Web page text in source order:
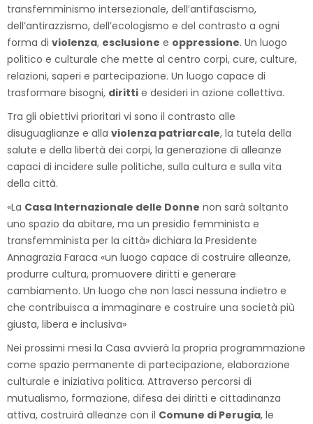
transfemminismo intersezionale, dell’antifascismo,
dell’antirazzismo, dell’ecologismo e del contrasto a ogni
forma di violenza, esclusione e oppressione. Un luogo
politico e culturale che mette al centro corpi, cure, culture,
relazioni, saperi e partecipazione. Un luogo capace di
trasformare bisogni, diritti e desideri in azione collettiva.
Tra gli obiettivi prioritari vi sono il contrasto alle
disuguaglianze e alla violenza patriarcale, la tutela della
salute e della libertà dei corpi, la generazione di alleanze
capaci di incidere sulle politiche, sulla cultura e sulla vita
della città.
«La Casa Internazionale delle Donne non sarà soltanto
uno spazio da abitare, ma un presidio femminista e
transfemminista per la città» dichiara la Presidente
Annagrazia Faraca «un luogo capace di costruire alleanze,
produrre cultura, promuovere diritti e generare
cambiamento. Un luogo che non lasci nessuna indietro e
che contribuisca a immaginare e costruire una società più
giusta, libera e inclusiva»
Nei prossimi mesi la Casa avvierà la propria programmazione
come spazio permanente di partecipazione, elaborazione
culturale e iniziativa politica. Attraverso percorsi di
mutualismo, formazione, difesa dei diritti e cittadinanza
attiva, costruirà alleanze con il Comune di Perugia, le